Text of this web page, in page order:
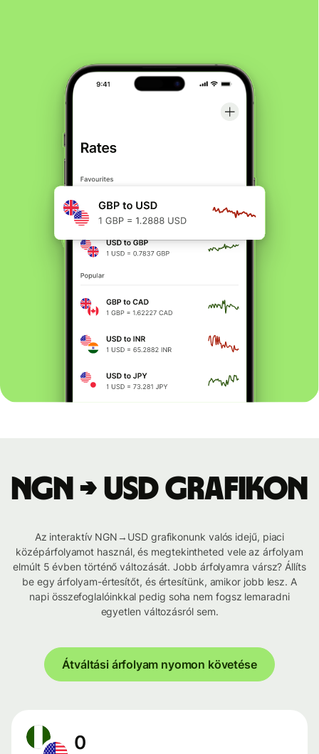
NGN → USD grafikon
Az interaktív NGN→USD grafikonunk valós idejű, piaci
középárfolyamot használ, és megtekintheted vele az árfolyam
elmúlt 5 évben történő változását. Jobb árfolyamra vársz? Állíts
be egy árfolyam-értesítőt, és értesítünk, amikor jobb lesz. A
napi összefoglalóinkkal pedig soha nem fogsz lemaradni
egyetlen változásról sem.
Átváltási árfolyam nyomon követése
0